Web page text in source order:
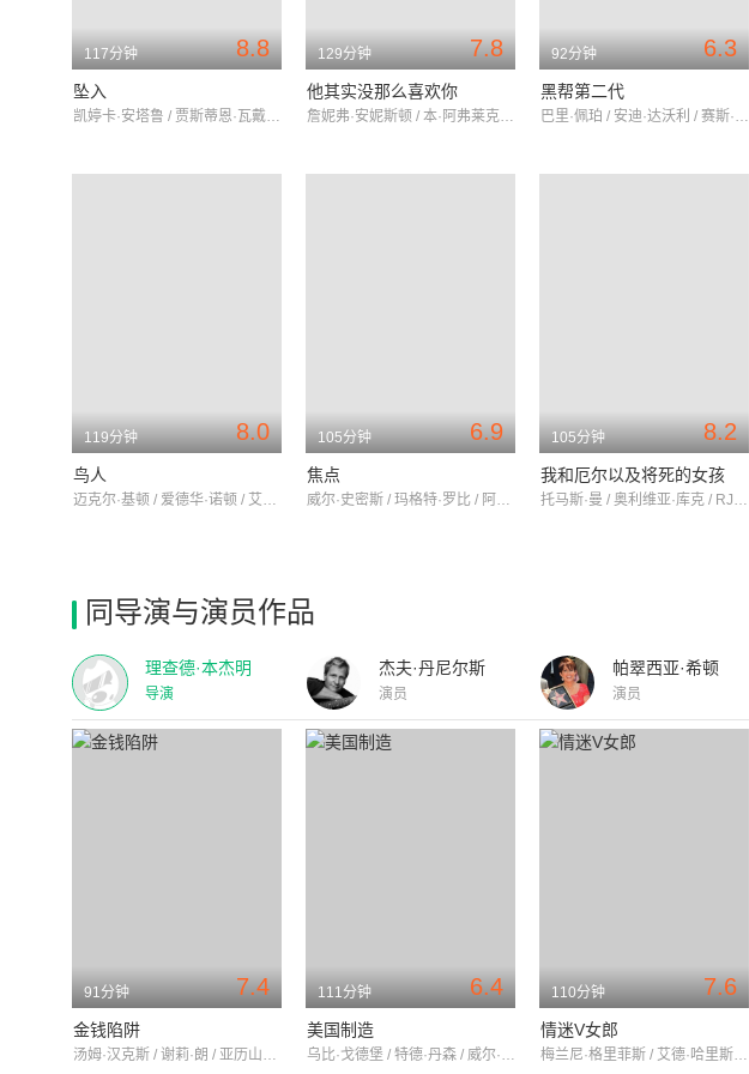
8.8
117分钟
坠入
凯婷卡·安塔鲁 / 贾斯蒂恩·瓦戴尔 / 李·佩斯
7.8
129分钟
他其实没那么喜欢你
詹妮弗·安妮斯顿 / 本·阿弗莱克 / 詹妮弗·康纳利
6.3
92分钟
黑帮第二代
巴里·佩珀 / 安迪·达沃利 / 赛斯·格林
8.0
119分钟
鸟人
迈克尔·基顿 / 爱德华·诺顿 / 艾玛·斯通
6.9
105分钟
焦点
威尔·史密斯 / 玛格特·罗比 / 阿德里安·马丁斯
8.2
105分钟
我和厄尔以及将死的女孩
托马斯·曼 / 奥利维亚·库克 / RJ·赛勒
同导演与演员作品
理查德·本杰明
导演
杰夫·丹尼尔斯
演员
帕翠西亚·希顿
演员
7.4
91分钟
金钱陷阱
汤姆·汉克斯 / 谢莉·朗 / 亚历山大·乔杜诺夫
6.4
111分钟
美国制造
乌比·戈德堡 / 特德·丹森 / 威尔·史密斯
7.6
110分钟
情迷V女郎
梅兰尼·格里菲斯 / 艾德·哈里斯 / 迈克尔·帕特里克·卡特